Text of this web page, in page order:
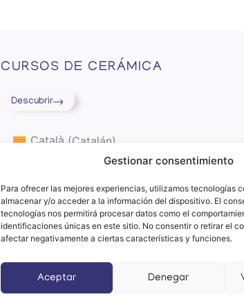
Gestionar consentimiento
Para ofrecer las mejores experiencias, utilizamos tecnologías
almacenar y/o acceder a la información del dispositivo. El
tecnologías nos permitirá procesar datos como el
identificaciones únicas en este sitio. No consentir o retirar el
afectar negativamente a ciertas características y funciones.
Aceptar Denegar
CURSOS DE CERÁMICA
Descubrir
Català (Catalán)